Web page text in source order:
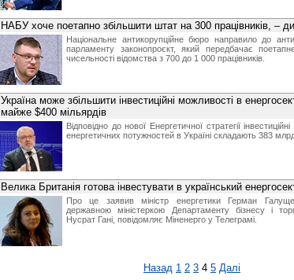
НАБУ хоче поетапно збільшити штат на 300 працівників, –
Національне антикорупційне бюро направило до
парламенту законопроєкт, який передбачає
чисельності відомства з 700 до 1 000 працівників.
Україна може збільшити інвестиційні можливості в
майже $400 мільярдів
Відповідно до нової Енергетичної стратегії
енергетичних потужностей в Україні складають 383
Велика Британія готова інвестувати в український
Про це заявив міністр енергетики Герман
державною міністеркою Департаменту бізнесу і
Нусрат Гані, повідомляє Міненерго у Телеграмі.
Назад 1 2 3 4 5 Далі